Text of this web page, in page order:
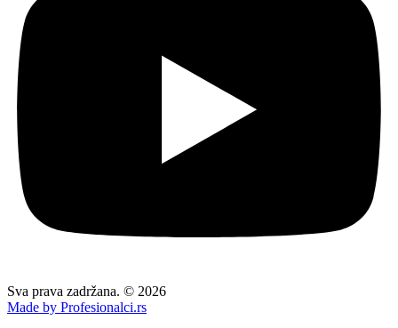
Sva prava zadržana. © 2026
Made by Profesionalci.rs